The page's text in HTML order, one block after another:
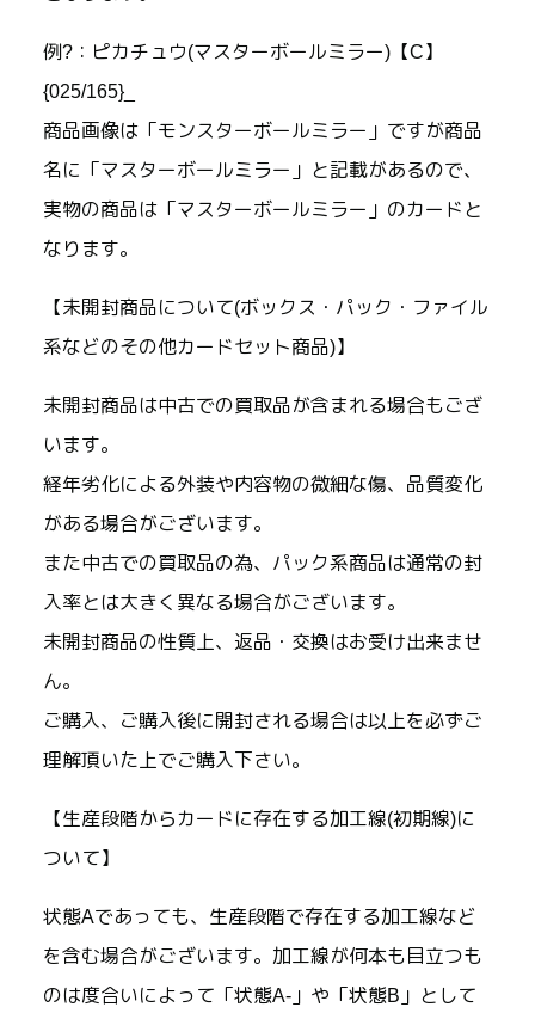
例?：ピカチュウ(マスターボールミラー)【C】
{025/165}_
商品画像は「モンスターボールミラー」ですが商品
名に「マスターボールミラー」と記載があるので、
実物の商品は「マスターボールミラー」のカードと
なります。
【未開封商品について(ボックス・パック・ファイル
系などのその他カードセット商品)】
未開封商品は中古での買取品が含まれる場合もござ
います。
経年劣化による外装や内容物の微細な傷、品質変化
がある場合がございます。
また中古での買取品の為、パック系商品は通常の封
入率とは大きく異なる場合がございます。
未開封商品の性質上、返品・交換はお受け出来ませ
ん。
ご購入、ご購入後に開封される場合は以上を必ずご
理解頂いた上でご購入下さい。
【生産段階からカードに存在する加工線(初期線)に
ついて】
状態Aであっても、生産段階で存在する加工線など
を含む場合がございます。加工線が何本も目立つも
のは度合いによって「状態A-」や「状態B」として